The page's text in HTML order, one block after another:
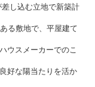
し込む立地で新築計
る敷地で、平屋建て
ウスメーカーでのこ
好な陽当たりを活か